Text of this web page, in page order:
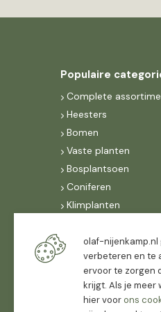
Populaire
Complete
Heesters
Bomen
Vaste planten
Bosplantsoen
Coniferen
Klimplanten
Dak, lei- &
Dealers
olaf-nijenkamp.nl
verbeteren en te
ervoor te zorgen
krijgt. Als je meer
hier voorons